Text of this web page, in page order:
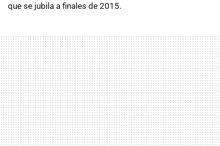
que se jubila a finales de 2015.